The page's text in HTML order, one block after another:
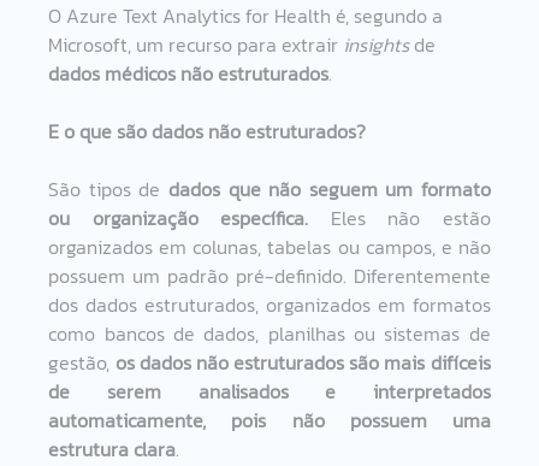
O Azure Text Analytics for Health é, segundo a
Microsoft, um recurso para extrair insights de
dados médicos não estruturados.
E o que são dados não estruturados?
São tipos de dados que não seguem um formato
ou organização específica. Eles não estão
organizados em colunas, tabelas ou campos, e não
possuem um padrão pré-definido. Diferentemente
dos dados estruturados, organizados em formatos
como bancos de dados, planilhas ou sistemas de
gestão, os dados não estruturados são mais difíceis
de serem analisados e interpretados
automaticamente, pois não possuem uma
estrutura clara.